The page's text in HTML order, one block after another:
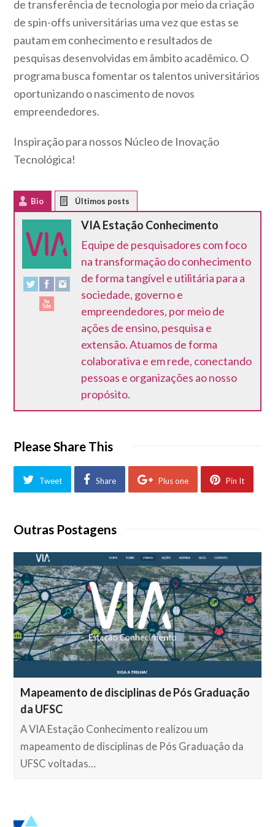
de transferência de tecnologia por meio da criação
de spin-offs universitárias uma vez que estas se
pautam em conhecimento e resultados de
pesquisas desenvolvidas em âmbito acadêmico. O
programa busca fomentar os talentos universitários
oportunizando o nascimento de novos
empreendedores.
Inspiração para nossos Núcleo de Inovação
Tecnológica!
Bio
VIA Estação Conhecimento
Equipe de pesquisadores com foco
na transformação do conhecimento
de forma tangível e utilitária para a
sociedade, governo e
empreendedores, por meio de
ações de ensino, pesquisa e
extensão. Atuamos de forma
colaborativa e em rede, conectando
pessoas e organizações ao nosso
propósito.
Please Share This
Tweet Share Plus one Pin It
Outras Postagens
Mapeamento de disciplinas de Pós Graduação
da UFSC
A VIA Estação Conhecimento realizou um
mapeamento de disciplinas de Pós Graduação da
UFSC voltadas…